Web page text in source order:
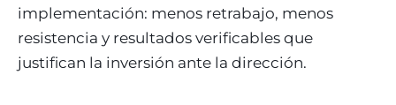
implementación: menos retrabajo, menos
resistencia y resultados verificables que
justifican la inversión ante la dirección.